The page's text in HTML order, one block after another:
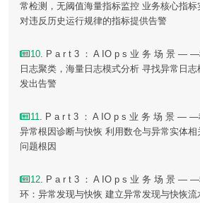
常检测，无阈值海量指标监控 业务核心指标
对违反历史运行规律的指标提供告警
10. P a r t 3 ： A IO p s 业 务 场 景 — —
日志聚类，海量日志模式分析 寻找异常日
发出告警
11. P a r t 3 ： A IO p s 业 务 场 景 — —
异常根因诊断与快恢 利用数仓与异常实体
问题根因
12. P a r t 3 ： A IO p s 业 务 场 景 — —
环：异常发现与快恢 建立异常发现与快恢